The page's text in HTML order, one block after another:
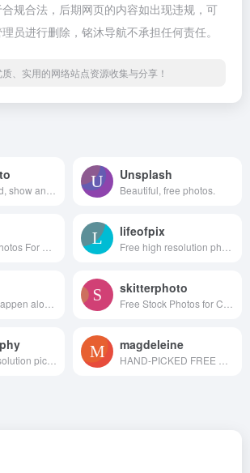
规合法，后期网页的内容如出现违规，可
员进行删除，铭沐导航不承担任何责任。
、实用的网络站点资源收集与分享！
Unsplash
Beautiful, free photos.
lifeofpix
skitterphoto
magdeleine